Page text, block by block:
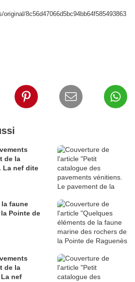
original/8c56d47066d5bc94bb64f585493863
de la
La nef dite
faune
Pointe de
de la
nef